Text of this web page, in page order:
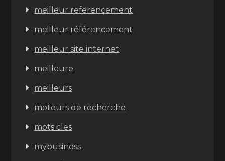
meilleur referencement
meilleur référencement
meilleur site internet
meilleure
meilleurs
moteurs de recherche
mots cles
mybusiness